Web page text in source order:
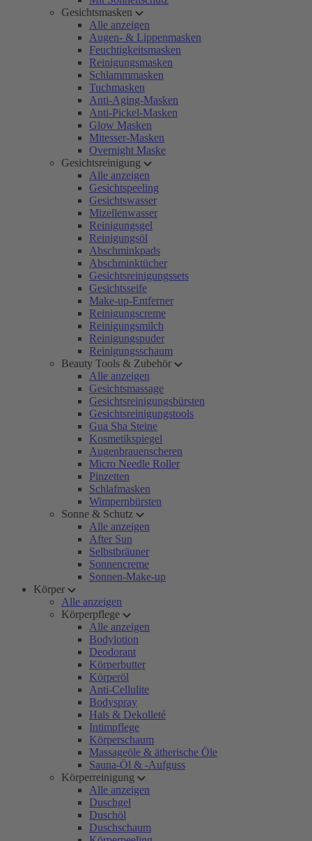
Gesichtsmasken
Alle anzeigen
Augen- & Lippenmasken
Feuchtigkeitsmasken
Reinigungsmasken
Schlammmasken
Tuchmasken
Anti-Aging-Masken
Anti-Pickel-Masken
Glow Masken
Mitesser-Masken
Overnight Maske
Gesichtsreinigung
Alle anzeigen
Gesichtspeeling
Gesichtswasser
Mizellenwasser
Reinigungsgel
Reinigungsöl
Abschminkpads
Abschminktücher
Gesichtsreinigungssets
Gesichtsseife
Make-up-Entferner
Reinigungscreme
Reinigungsmilch
Reinigungspuder
Reinigungsschaum
Beauty Tools & Zubehör
Alle anzeigen
Gesichtsmassage
Gesichtsreinigungsbürsten
Gesichtsreinigungstools
Gua Sha Steine
Kosmetikspiegel
Augenbrauenscheren
Micro Needle Roller
Pinzetten
Schlafmasken
Wimpernbürsten
Sonne & Schutz
Alle anzeigen
After Sun
Selbstbräuner
Sonnencreme
Sonnen-Make-up
Körper
Alle anzeigen
Körperpflege
Alle anzeigen
Bodylotion
Deodorant
Körperbutter
Körperöl
Anti-Cellulite
Bodyspray
Hals & Dekolleté
Intimpflege
Körperschaum
Massageöle & ätherische Öle
Sauna-Öl & -Aufguss
Körperreinigung
Alle anzeigen
Duschgel
Duschöl
Duschschaum